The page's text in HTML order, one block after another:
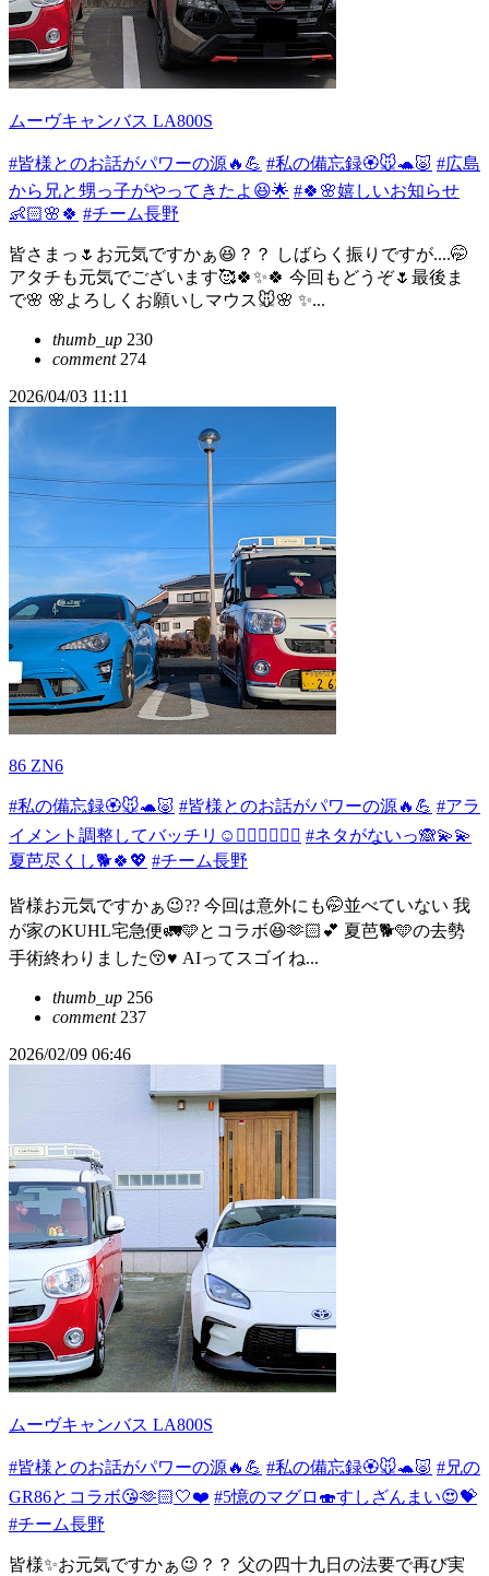
ムーヴキャンバス LA800S
#皆様とのお話がパワーの源🔥💪 #私の備忘録🏵️🐭🐢🐷 #広島
から兄と甥っ子がやってきたよ😆🌟 #🍀🌸嬉しいお知らせ
👶🏻🌸🍀 #チーム長野
皆さまっ🌷お元気ですかぁ😆？？ しばらく振りですが....🤭
アタチも元気でございます🥰🍀✨🍀 今回もどうぞ🌷最後ま
で🌸 🌸よろしくお願いしマウス🐭🌸 ✨...
thumb_up 230
comment274
2026/04/03 11:11
86 ZN6
#私の備忘録🏵️🐭🐢🐷 #皆様とのお話がパワーの源🔥💪 #アラ
イメント調整してバッチリ☺️✌🏻💖✨💖✨ #ネタがないっ🙈💫💫
夏芭尽くし🐕🍀💖 #チーム長野
皆様お元気ですかぁ😉?? 今回は意外にも🤭並べていない 我
が家のKUHL宅急便🚛🩵とコラボ😆🫶🏻💕 夏芭🐕🩵の去勢
手術終わりました😚♥️ AIってスゴイね...
thumb_up 256
comment237
2026/02/09 06:46
ムーヴキャンバス LA800S
#皆様とのお話がパワーの源🔥💪 #私の備忘録🏵️🐭🐢🐷 #兄の
GR86とコラボ😘🫶🏻🤍❤️ #5憶のマグロ🍣すしざんまい😍💝
#チーム長野
皆様✨お元気ですかぁ😉？？ 父の四十九日の法要で再び実